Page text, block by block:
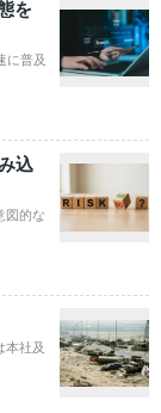
を
に普及
込
図的な
本社及